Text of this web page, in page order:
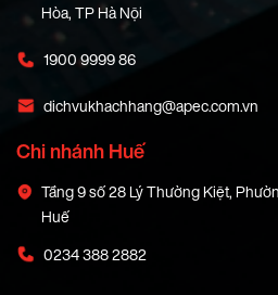
Hòa, TP Hà Nội
1900 9999 86
dichvukhachhang@apec.com.vn
Chi nhánh Huế
Tầng 9 số 28 Lý Thường Kiệt,
Huế
0234 388 2882